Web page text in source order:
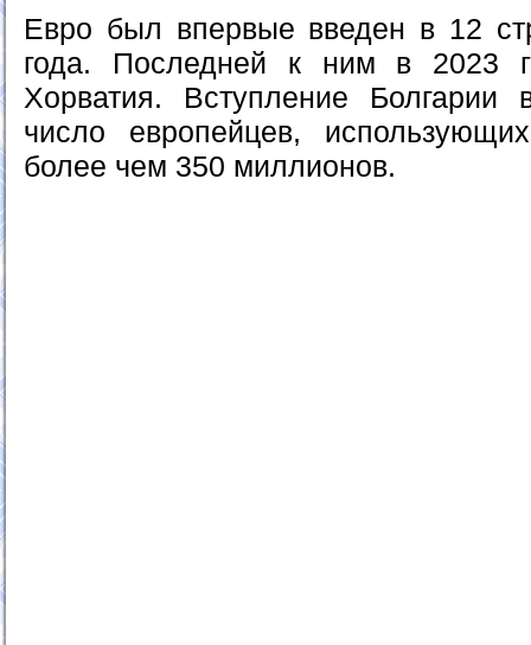
Евро был впервые введен в 12
года. Последней к ним в 2023
Хорватия. Вступление Болгарии
число европейцев,
более чем 350 миллионов.